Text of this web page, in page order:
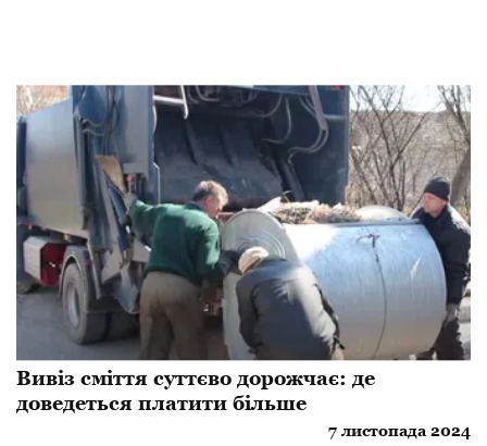
Вивіз сміття суттєво дорожчає: де
доведеться платити більше
7 листопада 2024